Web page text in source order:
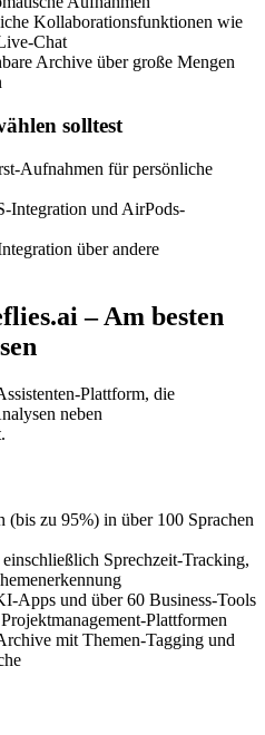
Kollaborationsfunktionen wie
Chat
Archive über große Mengen
solltest
Aufnahmen für persönliche
Integration und AirPods-
über andere
– Am besten
Plattform, die
neben
(bis zu 95%) in über 100 Sprachen
Sprechzeit-Tracking,
Apps und über 60 Business-Tools
Plattformen
mit Themen-Tagging und